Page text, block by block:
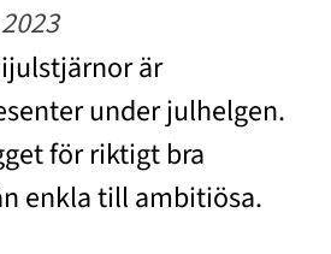
är
under julhelgen.
för riktigt bra
enkla till ambitiösa.